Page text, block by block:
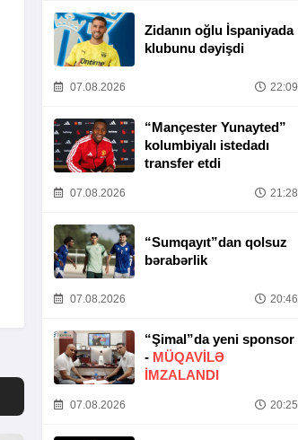
Zidanın oğlu İspaniyada
klubunu dəyişdi
07.08.2026 22:09
“Mançester Yunayted”
kolumbiyalı istedadı
transfer etdi
07.08.2026 21:28
“Sumqayıt”dan qolsuz
bərabərlik
07.08.2026 20:46
“Şimal”da yeni sponsor
- MÜQAVİLƏ
İMZALANDI
07.08.2026 20:25